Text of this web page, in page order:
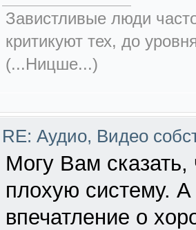
Завистливые люди
критикуют тех, до
(...Ницше...)
RE: Аудио, Видео
Могу Вам
плохую систему. А
впечатление о